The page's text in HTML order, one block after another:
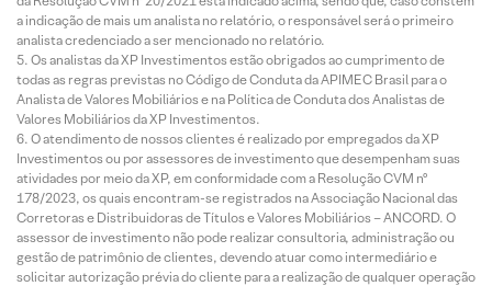
a indicação de mais um analista no relatório, o responsável será o primeiro
analista credenciado a ser mencionado no relatório.
Os analistas da XP Investimentos estão obrigados ao cumprimento de
todas as regras previstas no Código de Conduta da APIMEC Brasil para o
Analista de Valores Mobiliários e na Política de Conduta dos Analistas de
Valores Mobiliários da XP Investimentos.
O atendimento de nossos clientes é realizado por empregados da XP
Investimentos ou por assessores de investimento que desempenham suas
atividades por meio da XP, em conformidade com a Resolução CVM nº
178/2023, os quais encontram-se registrados na Associação Nacional das
Corretoras e Distribuidoras de Títulos e Valores Mobiliários – ANCORD. O
assessor de investimento não pode realizar consultoria, administração ou
gestão de patrimônio de clientes, devendo atuar como intermediário e
solicitar autorização prévia do cliente para a realização de qualquer operação